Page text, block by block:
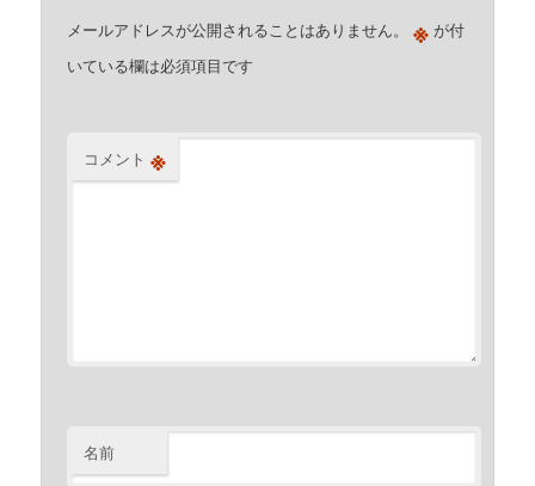
メールアドレスが公開されることはありません。 ※ が付
いている欄は必須項目です
コメント ※
名前